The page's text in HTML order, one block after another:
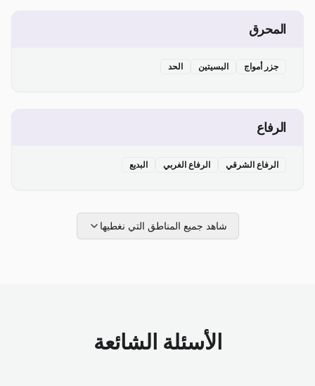
المحرق
جزر أمواج البسيتين الحد
الرفاع
الرفاع الشرقي الرفاع الغربي البديع
شاهد جميع المناطق التي نغطيها
الأسئلة الشائعة